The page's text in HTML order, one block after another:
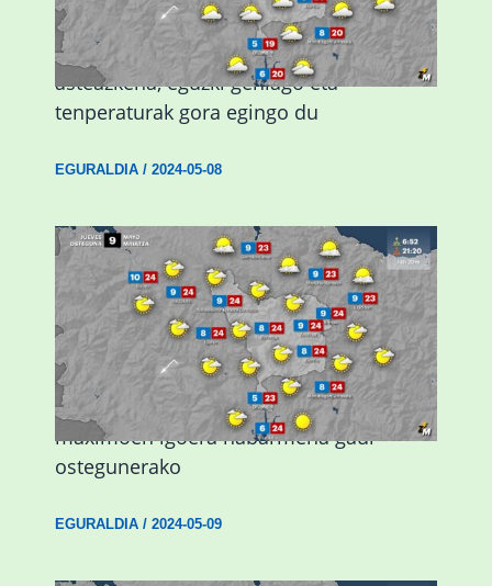
Eguraldiak hobera egingo du gaur,
asteazkena, eguzki gehiago eta
tenperaturak gora egingo du
EGURALDIA/ 2024-05-08
Giro eguzkitsua eta tenperatura
maximoen igoera nabarmena gaur
ostegunerako
EGURALDIA/ 2024-05-09